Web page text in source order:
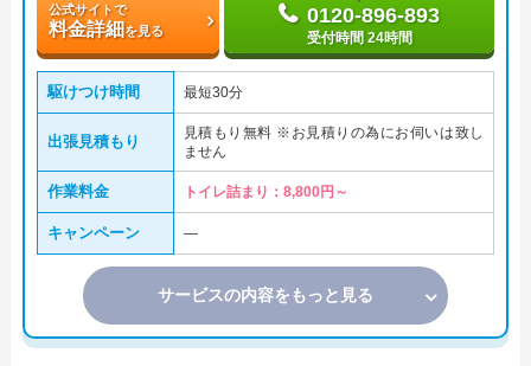
公式サイトで
料金詳細を見る
0120-896-893
受付時間 24時間
駆けつけ時間 最短30分
出張見積もり
見積もり無料 ※お見積りの為にお伺いは致し
ません
作業料金 トイレ詰まり：8,800円～
キャンペーン ―
サービスの内容をもっと見る